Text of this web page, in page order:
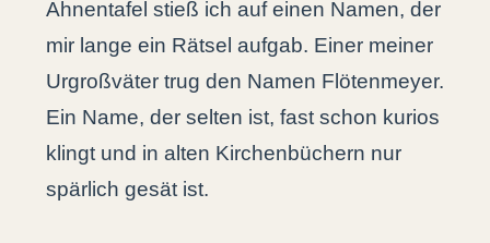
Ahnentafel stieß ich auf einen Namen, der
mir lange ein Rätsel aufgab. Einer meiner
Urgroßväter trug den Namen Flötenmeyer.
Ein Name, der selten ist, fast schon kurios
klingt und in alten Kirchenbüchern nur
spärlich gesät ist.